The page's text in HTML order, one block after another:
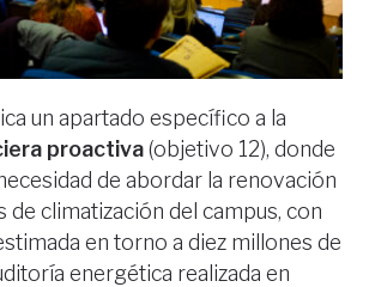
un apartado específico a la
proactiva(objetivo 12), donde
de abordar la renovación
de climatización del campus, con
en torno a diez millones de
energética realizada en